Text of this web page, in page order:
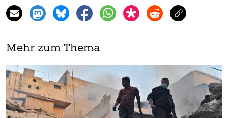
Mehr zum Thema